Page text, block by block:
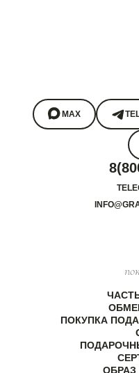
MAX
ПОКУПКА
ОБРАЗ